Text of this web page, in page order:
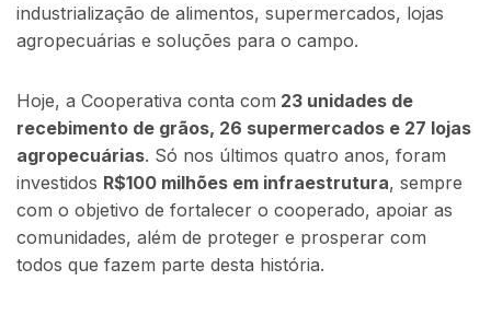
industrialização de alimentos, supermercados, lojas
agropecuárias e soluções para o campo.
Hoje, a Cooperativa conta com 23 unidades de
recebimento de grãos, 26 supermercados e 27 lojas
agropecuárias. Só nos últimos quatro anos, foram
investidos R$100 milhões em infraestrutura, sempre
com o objetivo de fortalecer o cooperado, apoiar as
comunidades, além de proteger e prosperar com
todos que fazem parte desta história.